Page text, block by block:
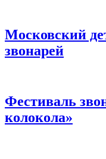
Московский
звонарей
Фестиваль
колокола»